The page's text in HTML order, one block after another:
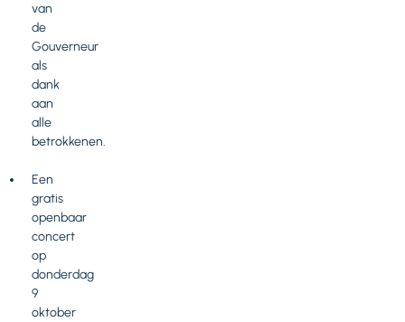
van
de
Gouverneur
als
dank
aan
alle
betrokkenen.
Een
gratis
openbaar
concert
op
donderdag
9
oktober